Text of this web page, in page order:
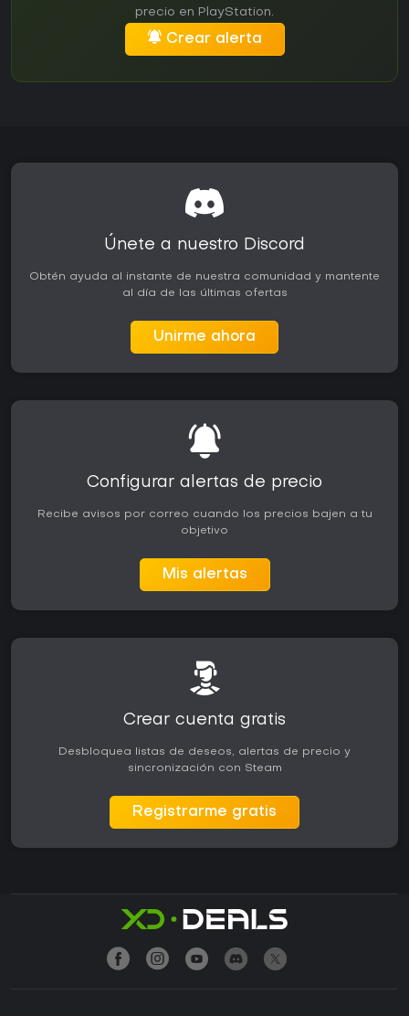
precio en PlayStation.
Crear alerta
Únete a nuestro Discord
Obtén ayuda al instante de nuestra comunidad y mantente
al día de las últimas ofertas
Unirme ahora
Configurar alertas de precio
Recibe avisos por correo cuando los precios bajen a tu
objetivo
Mis alertas
Crear cuenta gratis
Desbloquea listas de deseos, alertas de precio y
sincronización con Steam
Registrarme gratis